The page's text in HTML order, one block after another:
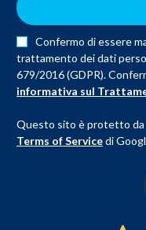
Confermo di essere
trattamento dei dati
679/2016 (GDPR).
informativa sul
Questo sito è protetto da
Terms of Servicedi